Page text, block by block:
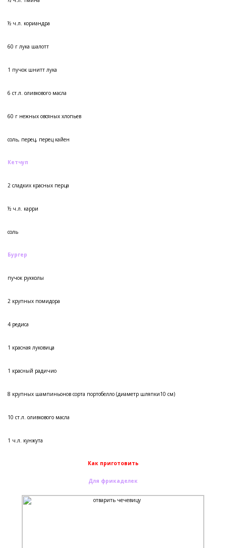
½ ч.л. кориандра
60 г лука шалотт
1 пучок шнитт лука
6 ст.л. оливкового масла
60 г нежных овсяных хлопьев
соль, перец, перец кайен
Кетчуп
2 сладких красных перца
½ ч.л. карри
соль
Бургер
пучок рукколы
2 крупных помидора
4 редиса
1 красная луковица
1 красный радичио
8 крупных шампиньонов сорта портобелло (диаметр шляпки10 см)
10 ст.л. оливкового масла
1 ч.л. кунжута
Как приготовить
Для фрикаделек